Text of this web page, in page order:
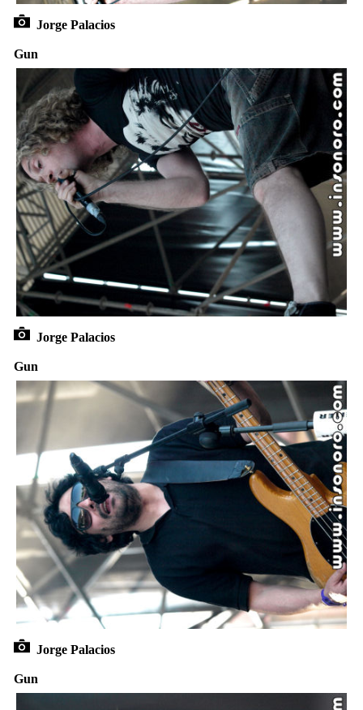
Jorge Palacios
Gun
Jorge Palacios
Gun
Jorge Palacios
Gun